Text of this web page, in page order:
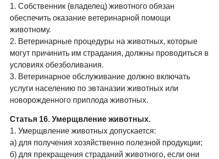
1. Собственник (владелец) животного обязан
обеспечить оказание ветеринарной помощи
животному.
2. Ветеринарные процедуры на животных, которые
могут причинить им страдания, должны проводиться в
условиях обезболивания.
3. Ветеринарное обслуживание должно включать
услуги населению по эвтаназии животных или
новорожденного приплода животных.
Статья 16. Умерщвление животных.
1. Умерщвление животных допускается:
а) для получения хозяйственно полезной продукции;
б) для прекращения страданий животного, если они